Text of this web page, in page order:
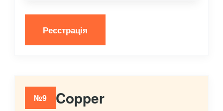
Реєстрація
№9 Copper